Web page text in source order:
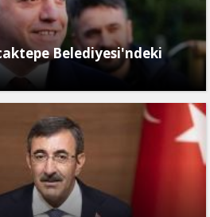
Belediyesi'ndeki